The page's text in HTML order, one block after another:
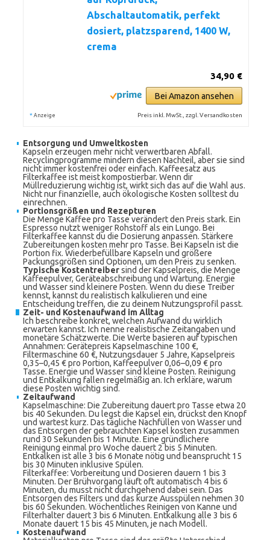
Abschaltautomatik, perfekt
dosiert, platzsparend, 1400 W,
crema
34,90 €
Bei Amazon ansehen
* Anzeige Preis inkl. MwSt., zzgl. Versandkosten
Entsorgung und Umweltkosten
Kapseln erzeugen mehr nicht verwertbaren Abfall.
Recyclingprogramme mindern diesen Nachteil, aber sie sind
nicht immer kostenfrei oder einfach. Kaffeesatz aus
Filterkaffee ist meist kompostierbar. Wenn dir
Müllreduzierung wichtig ist, wirkt sich das auf die Wahl aus.
Nicht nur finanzielle, auch ökologische Kosten solltest du
einrechnen.
Portionsgrößen und Rezepturen
Die Menge Kaffee pro Tasse verändert den Preis stark. Ein
Espresso nutzt weniger Rohstoff als ein Lungo. Bei
Filterkaffee kannst du die Dosierung anpassen. Stärkere
Zubereitungen kosten mehr pro Tasse. Bei Kapseln ist die
Portion fix. Wiederbefüllbare Kapseln und größere
Packungsgrößen sind Optionen, um den Preis zu senken.
Typische Kostentreibersind der Kapselpreis, die Menge
Kaffeepulver, Geräteabschreibung und Wartung. Energie
und Wasser sind kleinere Posten. Wenn du diese Treiber
kennst, kannst du realistisch kalkulieren und eine
Entscheidung treffen, die zu deinem Nutzungsprofil passt.
Zeit- und Kostenaufwand im Alltag
Ich beschreibe konkret, welchen Aufwand du wirklich
erwarten kannst. Ich nenne realistische Zeitangaben und
monetäre Schätzwerte. Die Werte basieren auf typischen
Annahmen: Gerätepreis Kapselmaschine 100 €,
Filtermaschine 60 €, Nutzungsdauer 5 Jahre, Kapselpreis
0,35–0,45 € pro Portion, Kaffeepulver 0,06–0,09 € pro
Tasse. Energie und Wasser sind kleine Posten. Reinigung
und Entkalkung fallen regelmäßig an. Ich erkläre, warum
diese Posten wichtig sind.
Zeitaufwand
Kapselmaschine: Die Zubereitung dauert pro Tasse etwa 20
bis 40 Sekunden. Du legst die Kapsel ein, drückst den Knopf
und wartest kurz. Das tägliche Nachfüllen von Wasser und
das Entsorgen der gebrauchten Kapsel kosten zusammen
rund 30 Sekunden bis 1 Minute. Eine gründlichere
Reinigung einmal pro Woche dauert 2 bis 5 Minuten.
Entkalken ist alle 3 bis 6 Monate nötig und beansprucht 15
bis 30 Minuten inklusive Spülen.
Filterkaffee: Vorbereitung und Dosieren dauern 1 bis 3
Minuten. Der Brühvorgang läuft oft automatisch 4 bis 6
Minuten, du musst nicht durchgehend dabei sein. Das
Entsorgen des Filters und das kurze Ausspülen nehmen 30
bis 60 Sekunden. Wöchentliches Reinigen von Kanne und
Filterhalter dauert 3 bis 6 Minuten. Entkalkung alle 3 bis 6
Monate dauert 15 bis 45 Minuten, je nach Modell.
Kostenaufwand